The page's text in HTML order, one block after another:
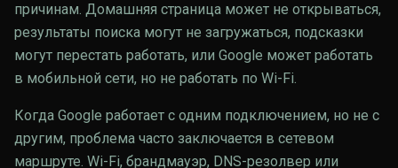
причинам. Домашняя страница может не открываться,
результаты поиска могут не загружаться, подсказки
могут перестать работать, или Google может работать
в мобильной сети, но не работать по Wi-Fi.
Когда Google работает с одним подключением, но не с
другим, проблема часто заключается в сетевом
маршруте. Wi-Fi, брандмауэр, DNS-резолвер или